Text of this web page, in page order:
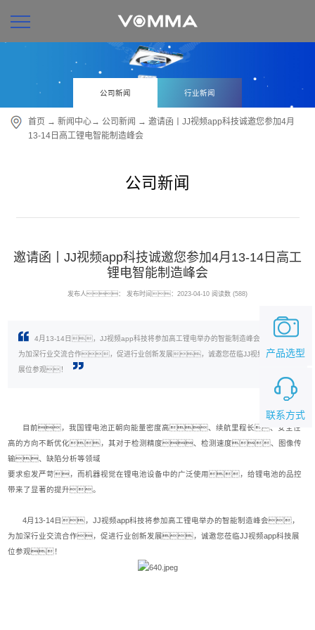
公司新闻 行业新闻
首页 → 新闻中心→ 公司新闻 → 邀请函丨JJ视频app科技诚邀您参加4月
13-14日高工锂电智能制造峰会
公司新闻
邀请函丨JJ视频app科技诚邀您参加4月13-14日高工
锂电智能制造峰会
发布人： 发布时间：2023-04-10 阅读数 (588)
4月13-14日，JJ视频app科技将参加高工锂电举办的智能制造峰会，
为加深行业交流合作，促进行业创新发展，诚邀您莅临JJ视频app科技
展位参观！
目前，我国锂电池正朝向能量密度高、续航里程长、安全性
高的方向不断优化，其对于检测精度、检测速度、图像传
输、缺陷分析等领域
要求愈发严苛，而机器视觉在锂电池设备中的广泛使用，给锂电池的品控
带来了显著的提升。
4月13-14日，JJ视频app科技将参加高工锂电举办的智能制造峰会，
为加深行业交流合作，促进行业创新发展，诚邀您莅临JJ视频app科技展
位参观！
联系方式
产品选型